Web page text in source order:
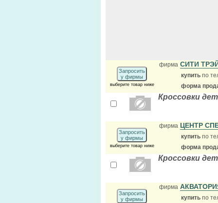
Запросить
у фирмы
выберите товар ниже
фирма СИТИ
купить по
форма
Кроссовки
Запросить
у фирмы
выберите товар ниже
фирма ЦЕНТР
купить по
форма
Кроссовки
Запросить
у фирмы
фирма
купить по